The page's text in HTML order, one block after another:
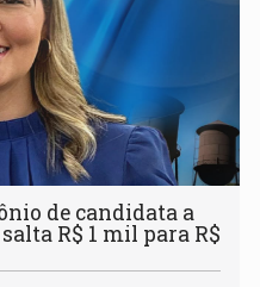
de candidata a
R$ 1 mil para R$